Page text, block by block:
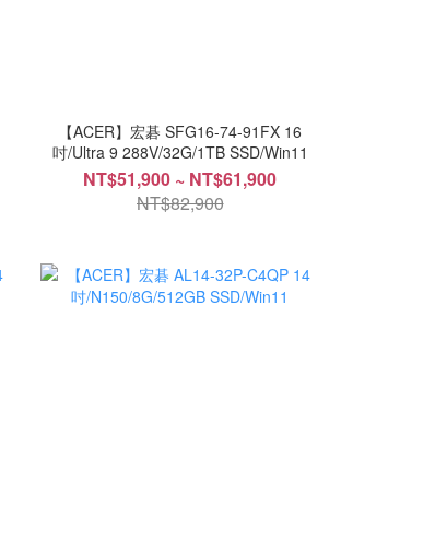
【ACER】宏碁 SFG16-74-91FX 16
吋/Ultra 9 288V/32G/1TB SSD/Win11
NT$51,900 ~ NT$61,900
NT$82,900